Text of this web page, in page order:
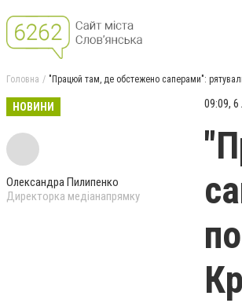
Головна "Працюй там, де обстежено саперами":
НОВИНИ
Олександра Пилипенко
Директорка медіанапрямку
09:09, 6